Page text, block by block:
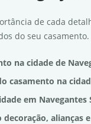
de cada
do seu
na cidade de
casamento na
em Navegantes
alianças